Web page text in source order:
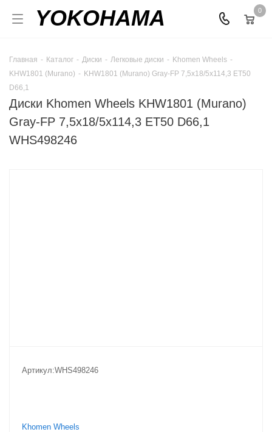
YOKOHAMA 0
Главная - Каталог - Диски - Легковые диски - Khomen Wheels -
KHW1801 (Murano) - KHW1801 (Murano) Gray-FP 7,5x18/5x114,3 ET50
D66,1
Диски Khomen Wheels KHW1801 (Murano)
Gray-FP 7,5x18/5x114,3 ET50 D66,1
WHS498246
Артикул:WHS498246
Khomen Wheels